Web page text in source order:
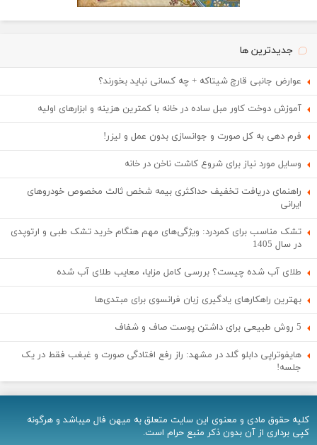
جدیدترین ها
عوارض جانبی قارچ شیتاکه + چه کسانی نباید بخورند؟
آموزش دوخت کاور مبل ساده در خانه با کمترین هزینه و ابزارهای اولیه
فرم دهی به کل صورت و جوانسازی بدون عمل و لیزر!
وسایل مورد نیاز برای شروع کاشت ناخن در خانه
راهنمای دریافت تخفیف حداکثری بیمه شخص ثالث مخصوص خودروهای
ایرانی
تشک مناسب برای کمردرد: ویژگی‌های مهم هنگام خرید تشک طبی و ارتوپدی
در سال 1405
طلای آب شده چیست؟ بررسی کامل مزایا، معایب طلای آب شده
بهترین راهکارهای یادگیری زبان فرانسوی برای مبتدی‌ها
5 روش طبیعی برای داشتن پوست صاف و شفاف
هایفوتراپی دابلو گلد در مشهد: راز رفع افتادگی صورت و غبغب فقط در یک
جلسه!
کلیه حقوق مادی و معنوی اين سایت متعلق به میهن فال میباشد و هرگونه
کپی برداری از آن بدون ذکر منبع حرام است.